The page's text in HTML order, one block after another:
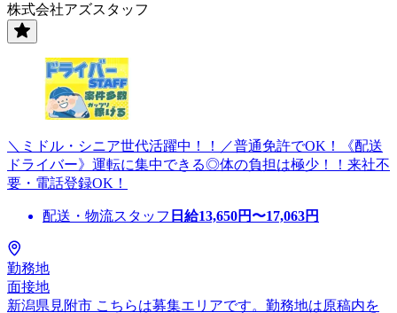
株式会社アズスタッフ
＼ミドル・シニア世代活躍中！！／普通免許でOK！《配送
ドライバー》運転に集中できる◎体の負担は極少！！来社不
要・電話登録OK！
配送・物流スタッフ 日給13,650円〜17,063円
勤務地
面接地
新潟県見附市 こちらは募集エリアです。勤務地は原稿内を